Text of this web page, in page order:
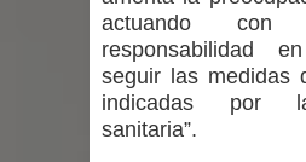
Municipalidad de
innovación en
con nuevas
actuando
responsabilidad
seguir las medidas
indicadas por
sanitaria”.